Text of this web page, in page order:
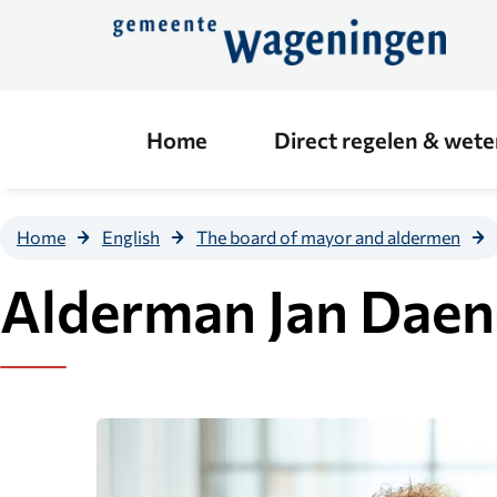
Home Direct regelen &
Home English The board of mayor and aldermen
Alderman Jan